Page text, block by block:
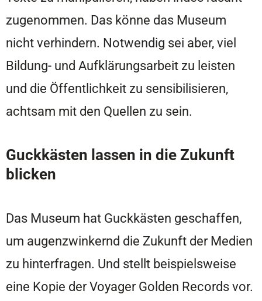
zugenommen. Das könne das Museum
nicht verhindern. Notwendig sei aber, viel
Bildung- und Aufklärungsarbeit zu leisten
und die Öffentlichkeit zu sensibilisieren,
achtsam mit den Quellen zu sein.
Guckkästen lassen in die Zukunft
blicken
Das Museum hat Guckkästen geschaffen,
um augenzwinkernd die Zukunft der Medien
zu hinterfragen. Und stellt beispielsweise
eine Kopie der Voyager Golden Records vor.